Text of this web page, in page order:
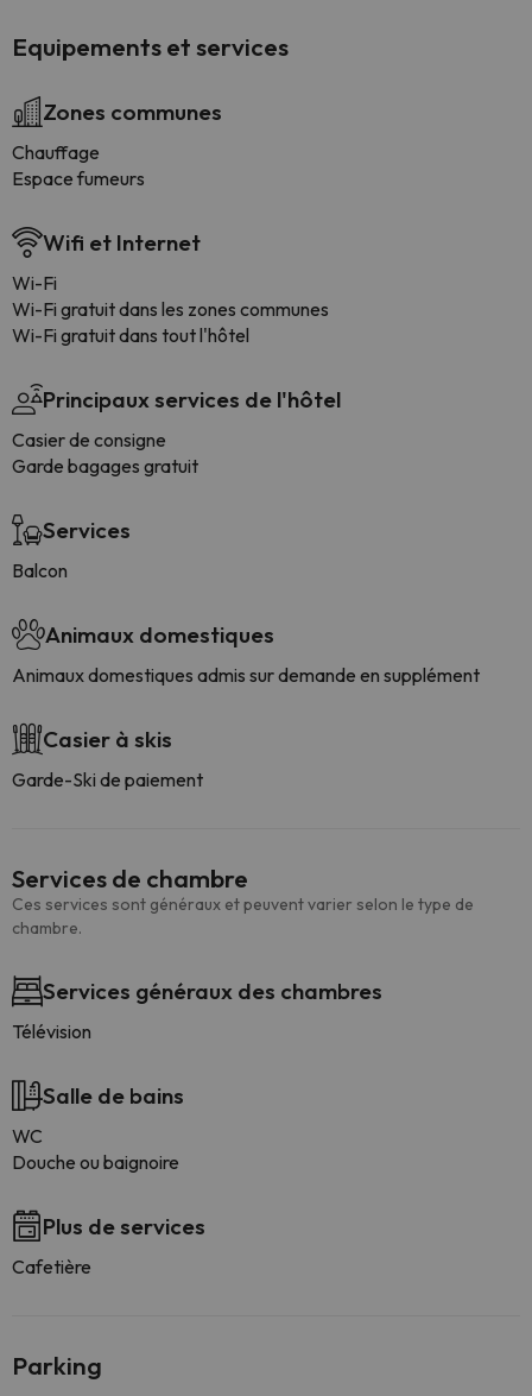
Equipements et services
Zones communes
Chauffage
Espace fumeurs
Wifi et Internet
Wi-Fi
Wi-Fi gratuit dans les zones communes
Wi-Fi gratuit dans tout l'hôtel
Principaux services de l'hôtel
Casier de consigne
Garde bagages gratuit
Services
Balcon
Animaux domestiques
Animaux domestiques admis sur demande en supplément
Casier à skis
Garde-Ski de paiement
Services de chambre
Ces services sont généraux et peuvent varier selon le type de
chambre.
Services généraux des chambres
Télévision
Salle de bains
WC
Douche ou baignoire
Plus de services
Cafetière
Parking